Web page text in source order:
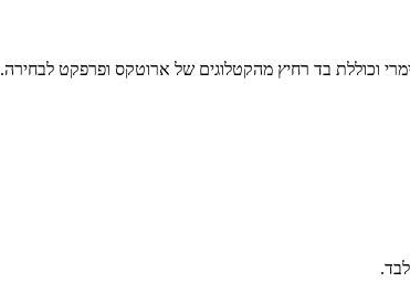
וכוללת בד רחיץ מהקטלוגים של ארוטקס ופרפקט לבחירה.